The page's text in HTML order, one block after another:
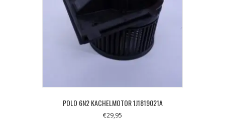
POLO 6N2 KACHELMOTOR 1J1819021A
€29,95